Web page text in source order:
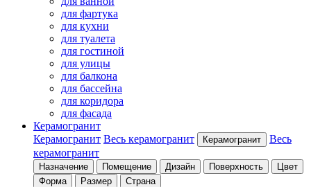
для фартука
для кухни
для туалета
для гостиной
для улицы
для балкона
для бассейна
для коридора
для фасада
Керамогранит
Керамогранит Весь керамогранит Керамогранит
Весь
керамогранит
Назначение Помещение Дизайн Поверхность
Цвет
Форма
Размер Страна